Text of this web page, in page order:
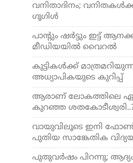
വനിതാദിനം;
ഗൂഗിള്‍
പാന്റും ഷര്‍ട്ടും ഇട്ട്
മീഡിയയില്‍ വൈറല്‍
കുട്ടികള്‍ക്ക്
അധ്യാപികയുടെ കുറിപ്പ്
ആരാണ് ലോകത്തിലെ
കുറഞ്ഞ
വായുവിലൂടെ ഇനി ഫോണ്‍
പുതിയ സാങ്കേതിക
പുതുവര്‍ഷം പിറന്നു;